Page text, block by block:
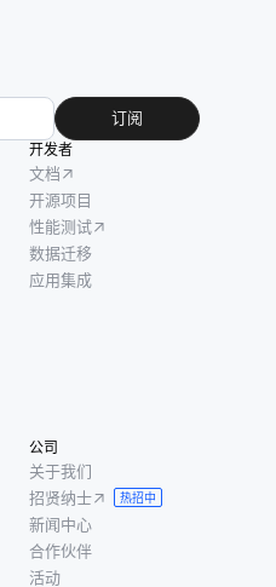
订阅
开发者
文档
开源项目
性能测试
数据迁移
应用集成
公司
关于我们
招贤纳士
热招中
新闻中心
合作伙伴
活动